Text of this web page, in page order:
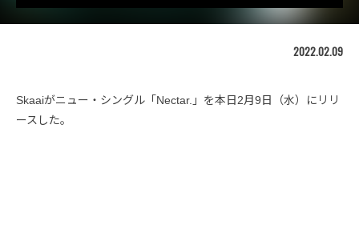
2022.02.09
Skaaiがニュー・シングル「Nectar.」を本日2月9日（水）にリリ
ースした。